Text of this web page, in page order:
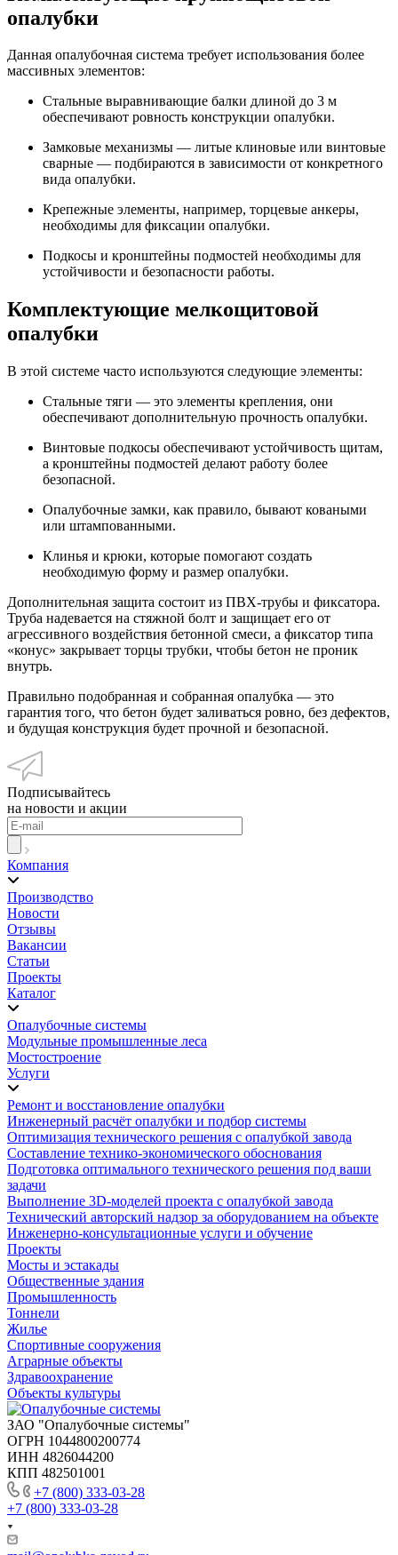
опалубки
Данная опалубочная система требует использования более
массивных элементов:
Стальные выравнивающие балки длиной до 3 м
обеспечивают ровность конструкции опалубки.
Замковые механизмы — литые клиновые или винтовые
сварные — подбираются в зависимости от конкретного
вида опалубки.
Крепежные элементы, например, торцевые анкеры,
необходимы для фиксации опалубки.
Подкосы и кронштейны подмостей необходимы для
устойчивости и безопасности работы.
Комплектующие мелкощитовой
опалубки
В этой системе часто используются следующие элементы:
Стальные тяги — это элементы крепления, они
обеспечивают дополнительную прочность опалубки.
Винтовые подкосы обеспечивают устойчивость щитам,
а кронштейны подмостей делают работу более
безопасной.
Опалубочные замки, как правило, бывают коваными
или штампованными.
Клинья и крюки, которые помогают создать
необходимую форму и размер опалубки.
Дополнительная защита состоит из ПВХ-трубы и фиксатора.
Труба надевается на стяжной болт и защищает его от
агрессивного воздействия бетонной смеси, а фиксатор типа
«конус» закрывает торцы трубки, чтобы бетон не проник
внутрь.
Правильно подобранная и собранная опалубка — это
гарантия того, что бетон будет заливаться ровно, без дефектов,
и будущая конструкция будет прочной и безопасной.
Подписывайтесь
на новости и акции
Компания
Производство
Новости
Отзывы
Вакансии
Статьи
Проекты
Каталог
Опалубочные системы
Модульные промышленные леса
Мостостроение
Услуги
Ремонт и восстановление опалубки
Инженерный расчёт опалубки и подбор системы
Оптимизация технического решения с опалубкой завода
Составление технико-экономического обоснования
Подготовка оптимального технического решения под ваши
задачи
Выполнение 3D-моделей проекта с опалубкой завода
Технический авторский надзор за оборудованием на объекте
Инженерно-консультационные услуги и обучение
Проекты
Мосты и эстакады
Общественные здания
Промышленность
Тоннели
Жилье
Спортивные сооружения
Аграрные объекты
Здравоохранение
Объекты культуры
ЗАО "Опалубочные системы"
ОГРН 1044800200774
ИНН 4826044200
КПП 482501001
+7 (800) 333-03-28
+7 (800) 333-03-28